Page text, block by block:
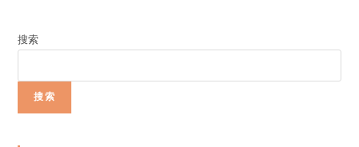
搜索
搜索